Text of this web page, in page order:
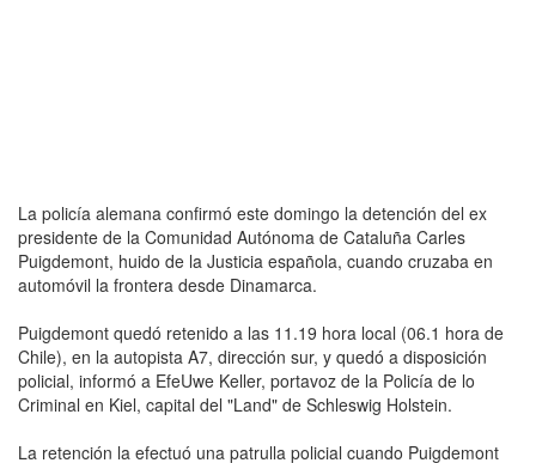
La policía alemana confirmó este domingo la detención del ex
presidente de la Comunidad Autónoma de Cataluña Carles
Puigdemont, huido de la Justicia española, cuando cruzaba en
automóvil la frontera desde Dinamarca.
Puigdemont quedó retenido a las 11.19 hora local (06.1 hora de
Chile), en la autopista A7, dirección sur, y quedó a disposición
policial, informó a EfeUwe Keller, portavoz de la Policía de lo
Criminal en Kiel, capital del "Land" de Schleswig Holstein.
La retención la efectuó una patrulla policial cuando Puigdemont